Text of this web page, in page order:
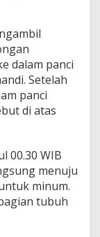
dalam panci
Setelah
panci
di atas
00.30 WIB
menuju
minum.
tubuh